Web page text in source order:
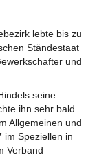
lebte bis zu
Ständestaat
und
seine
ihn sehr bald
Allgemeinen und
im Speziellen in
Verband